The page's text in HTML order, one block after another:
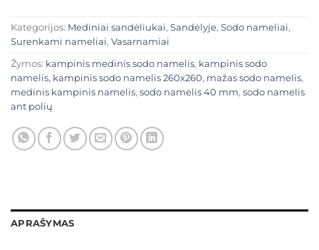
Kategorijos: Mediniai sandėliukai, Sandėlyje, Sodo nameliai,
Surenkami nameliai, Vasarnamiai
Žymos: kampinis medinis sodo namelis, kampinis sodo
namelis, kampinis sodo namelis 260x260, mažas sodo namelis,
medinis kampinis namelis, sodo namelis 40 mm, sodo namelis
ant polių
APRAŠYMAS